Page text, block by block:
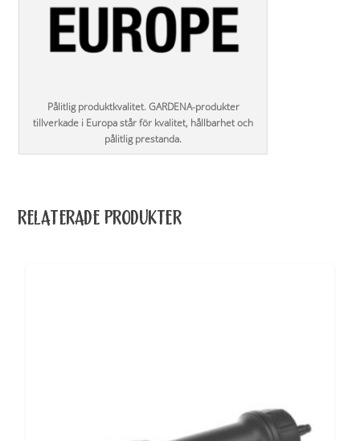
Pålitlig produktkvalitet. GARDENA-produkter
tillverkade i Europa står för kvalitet, hållbarhet och
pålitlig prestanda.
RELATERADE PRODUKTER